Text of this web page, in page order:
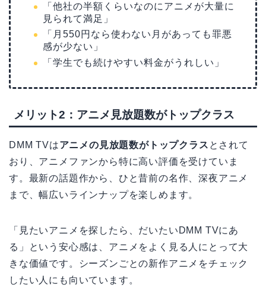
「他社の半額くらいなのにアニメが大量に
見られて満足」
「月550円なら使わない月があっても罪悪
感が少ない」
「学生でも続けやすい料金がうれしい」
メリット2：アニメ見放題数がトップクラス
DMM TVはアニメの見放題数がトップクラス とされて
おり、アニメファンから特に高い評価を受けていま
す。最新の話題作から、ひと昔前の名作、深夜アニメ
まで、幅広いラインナップを楽しめます。
「見たいアニメを探したら、だいたいDMM TVにあ
る」という安心感は、アニメをよく見る人にとって大
きな価値です。シーズンごとの新作アニメをチェック
したい人にも向いています。